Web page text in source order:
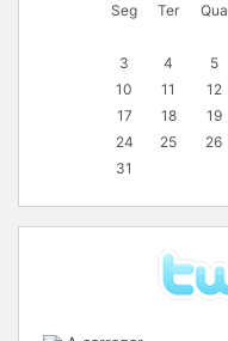
Seg Ter Qua
3
4 5
10
11 12
17
18 19
24
25 26
31